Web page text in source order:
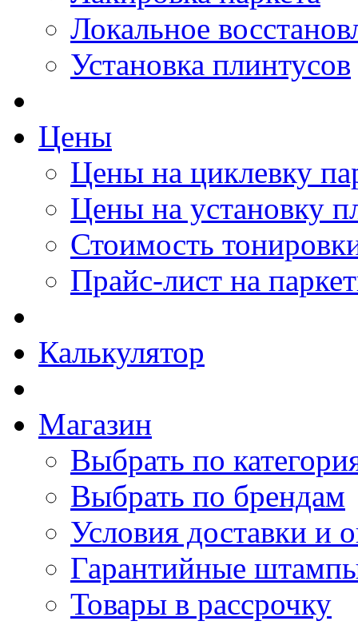
Локальное
Установка плинтусов
Цены
Цены на циклевку
Цены на установку
Стоимость
Прайс-лист на
Калькулятор
Магазин
Выбрать по
Выбрать по брендам
Условия доставки и
Гарантийные
Товары в рассрочку